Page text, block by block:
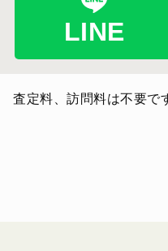
LINE
査定料、訪問料は不要で